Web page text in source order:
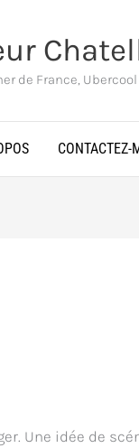
de France,
CONTACTEZ-
Une idée de